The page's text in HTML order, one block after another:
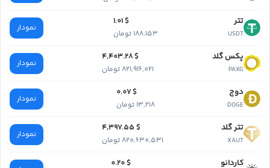
تتر
USDT
$ 1.01
188,153 تومان
نمودار
پکس گلد
PAXG
$ 4,403.28
821,916,021 تومان
نمودار
دوج
DOGE
$ 0.07
13,218 تومان
نمودار
تتر گلد
XAUT
$ 4,397.55
820,630,531 تومان
نمودار
کاردانو
$ 0.20